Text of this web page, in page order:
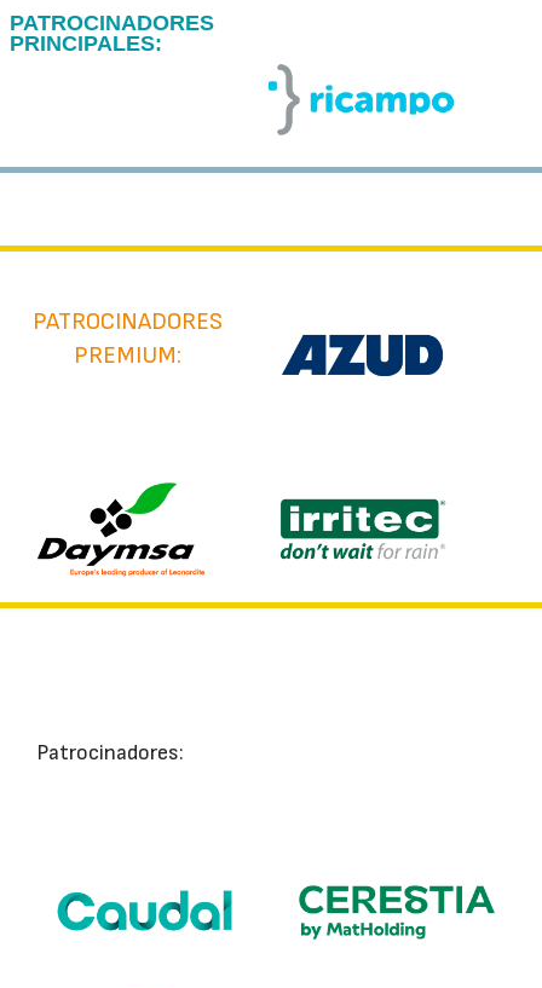
PATROCINADORES
PRINCIPALES:
PATROCINADORES
PREMIUM:
Patrocinadores: